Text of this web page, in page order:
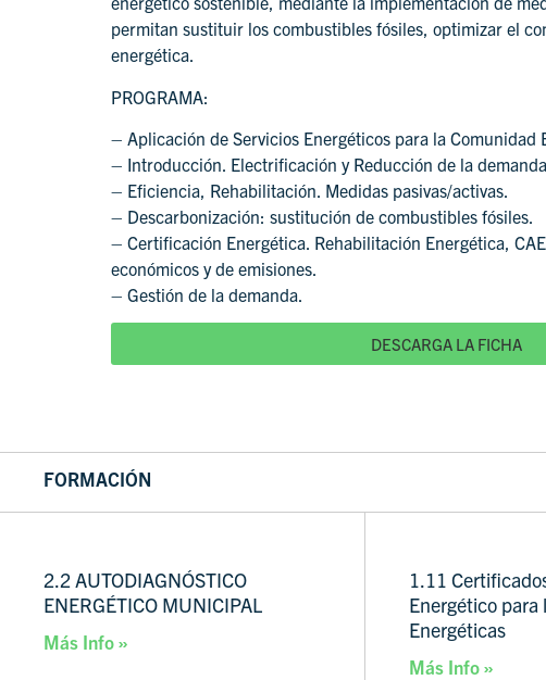
permitan sustituir los combustibles fósiles, optimizar el
energética.
PROGRAMA:
– Aplicación de Servicios Energéticos para la Comunidad
– Introducción. Electrificación y Reducción de la demanda.
– Eficiencia, Rehabilitación. Medidas pasivas/activas.
– Descarbonización: sustitución de combustibles fósiles.
– Certificación Energética. Rehabilitación Energética,
económicos y de emisiones.
– Gestión de la demanda.
DESCARGA LA FICHA
FORMACIÓN
2.2 AUTODIAGNÓSTICO
ENERGÉTICO MUNICIPAL
Más Info »
1.11
Energético para
Energéticas
Más Info »